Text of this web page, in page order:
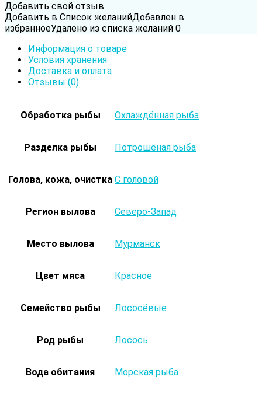
Добавить свой отзыв
Добавить в Список желанийДобавлен в
избранноеУдалено из списка желаний 0
Информация о товаре
Условия хранения
Доставка и оплата
Отзывы (0)
Обработка рыбы Охлаждённая рыба
Разделка рыбы Потрошёная рыба
Голова, кожа, очистка С головой
Регион вылова Северо-Запад
Место вылова Мурманск
Цвет мяса Красное
Семейство рыбы Лососёвые
Род рыбы Лосось
Вода обитания Морская рыба